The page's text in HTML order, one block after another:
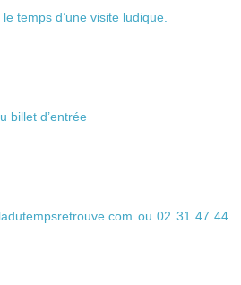
temps d’une visite ludique.
billet d’entrée
ou 02 31 47 44